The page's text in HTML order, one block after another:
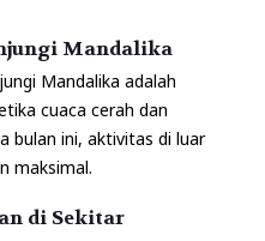
Mandalika
Mandalika adalah
cuaca cerah dan
bulan ini, aktivitas di luar
maksimal.
di Sekitar